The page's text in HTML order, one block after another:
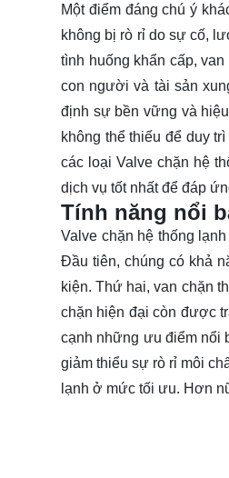
Một điểm đáng chú ý
không bị rò rỉ do sự cố,
tình huống khẩn cấp,
con người và tài sản
định sự bền vững và
không thể thiếu để duy
các loại Valve chặn hệ
dịch vụ tốt nhất để đáp
Tính năng nổi
Valve chặn hệ thống
Đầu tiên, chúng có khả
kiện. Thứ hai, van chặn
chặn hiện đại còn được
cạnh những ưu điểm nổi
giảm thiểu sự rò rỉ môi
lạnh ở mức tối ưu. Hơn